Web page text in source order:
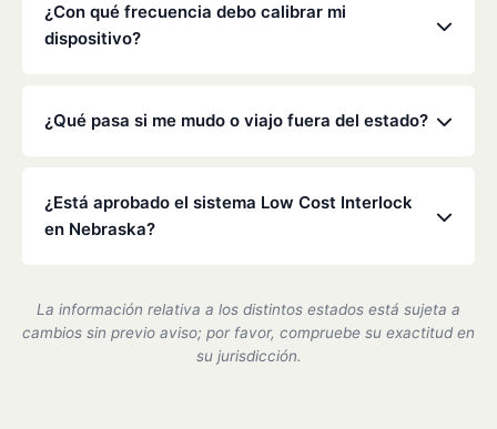
de bloqueo en cualquier vehículo que conduzca.
Consulte la orden específica del tribunal o de la
¿Con qué frecuencia debo calibrar mi
dispositivo?
calibración cada 30 a 90 días. Nuestros técnicos se
rápidas.
¿Qué pasa si me mudo o viajo fuera del estado?
te mudas o viajas, podemos ayudarte a coordinar el
servicio en uno de nuestros centros asociados.
¿Está aprobado el sistema Low Cost Interlock
en Nebraska?
de encendido certificado por el estado de Nebraska
y cumplimos plenamente con todos los requisitos
La información relativa a los distintos estados está sujeta a
cambios sin previo aviso; por favor, compruebe su exactitud en
su jurisdicción.